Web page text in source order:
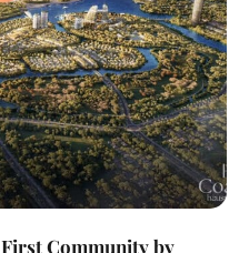
Community by